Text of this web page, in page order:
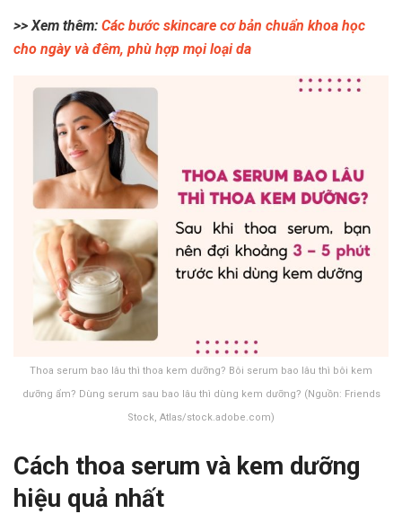
>> Xem thêm: Các bước skincare cơ bản chuẩn khoa học
cho ngày và đêm, phù hợp mọi loại da
Thoa serum bao lâu thì thoa kem dưỡng? Bôi serum bao lâu thì bôi kem
dưỡng ẩm? Dùng serum sau bao lâu thì dùng kem dưỡng? (Nguồn: Friends
Stock, Atlas/stock.adobe.com)
Cách thoa serum và kem dưỡng
hiệu quả nhất